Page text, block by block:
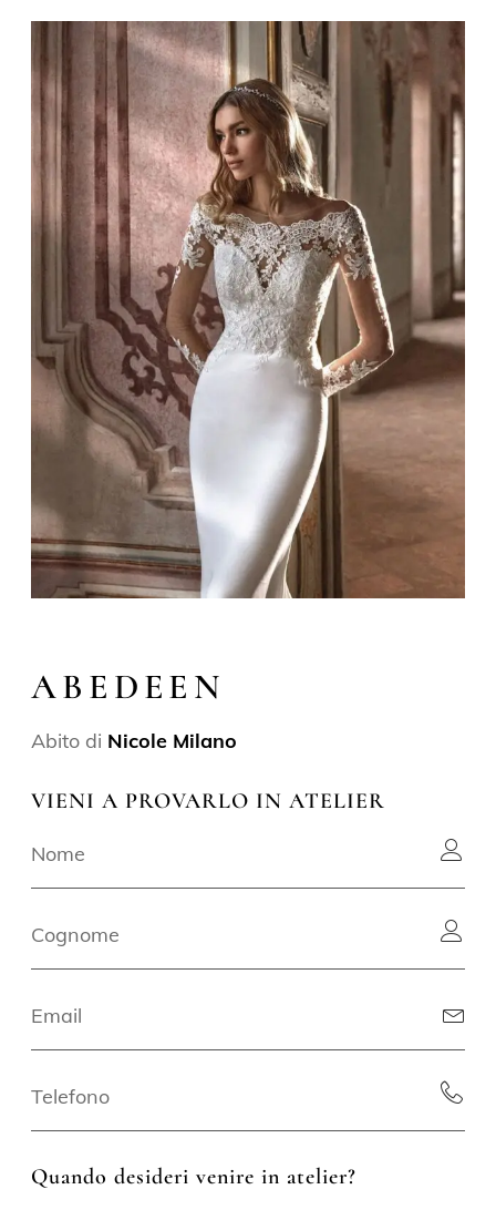
ABEDEEN
Abito di Nicole Milano
VIENI A PROVARLO IN ATELIER
Quando desideri venire in atelier?